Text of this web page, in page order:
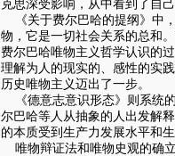
克思深受影响，从中看到了自
《关于费尔巴哈的提纲》中
物，它是一切社会关系的总和
费尔巴哈唯物主义哲学认识的
理解为人的现实的、感性的实
历史唯物主义迈出了一步。
《德意志意识形态》则系统
尔巴哈等人从抽象的人出发解
的本质受到生产力发展水平和
唯物辩证法和唯物史观的确